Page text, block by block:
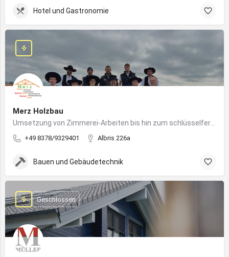
Hotel und Gastronomie
Merz Holzbau
+49 8378/9329401 Albris 226a
Bauen und Gebäudetechnik
Geschlossen